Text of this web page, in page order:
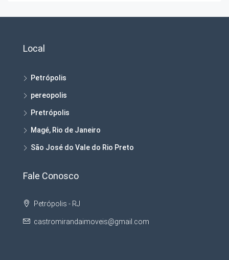
Local
Petrópolis
pereopolis
Pretrópolis
Magé, Rio de Janeiro
São José do Vale do Rio Preto
Fale Conosco
Petrópolis - RJ
castromirandaimoveis@gmail.com